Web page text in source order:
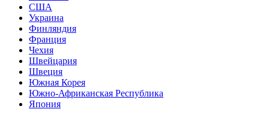
США
Украина
Финляндия
Франция
Чехия
Швейцария
Швеция
Южная Корея
Южно-Африканская Республика
Япония